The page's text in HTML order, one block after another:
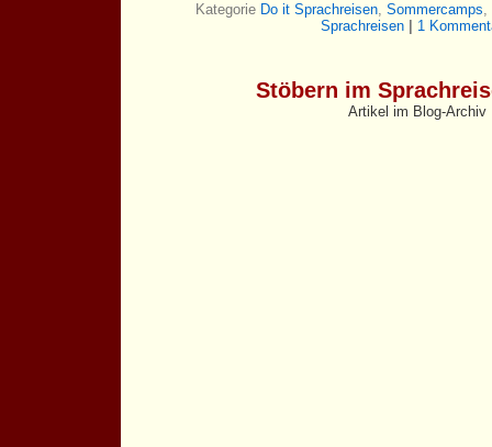
Kategorie Do it Sprachreisen, Sommercamps,
Sprachreisen
1
Stöbern im
Artikel im Blog-Archiv